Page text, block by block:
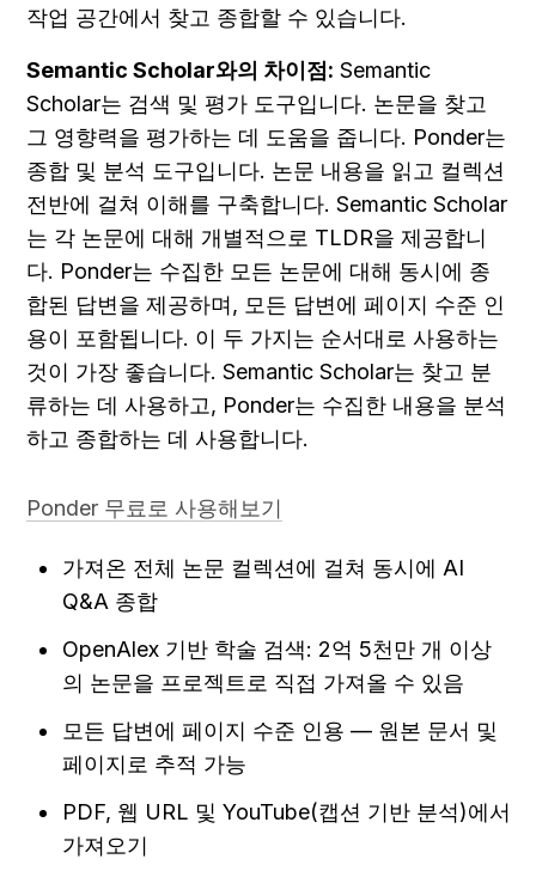
작업 공간에서 찾고 종합할 수 있습니다.
Semantic Scholar와의 차이점: Semantic
Scholar는 검색 및 평가 도구입니다. 논문을 찾고
그 영향력을 평가하는 데 도움을 줍니다. Ponder는
종합 및 분석 도구입니다. 논문 내용을 읽고 컬렉션
전반에 걸쳐 이해를 구축합니다. Semantic Scholar
는 각 논문에 대해 개별적으로 TLDR을 제공합니
다. Ponder는 수집한 모든 논문에 대해 동시에 종
합된 답변을 제공하며, 모든 답변에 페이지 수준 인
용이 포함됩니다. 이 두 가지는 순서대로 사용하는
것이 가장 좋습니다. Semantic Scholar는 찾고 분
류하는 데 사용하고, Ponder는 수집한 내용을 분석
하고 종합하는 데 사용합니다.
Ponder 무료로 사용해보기
가져온 전체 논문 컬렉션에 걸쳐 동시에 AI
Q&A 종합
OpenAlex 기반 학술 검색: 2억 5천만 개 이상
의 논문을 프로젝트로 직접 가져올 수 있음
모든 답변에 페이지 수준 인용 — 원본 문서 및
페이지로 추적 가능
PDF, 웹 URL 및 YouTube(캡션 기반 분석)에서
가져오기